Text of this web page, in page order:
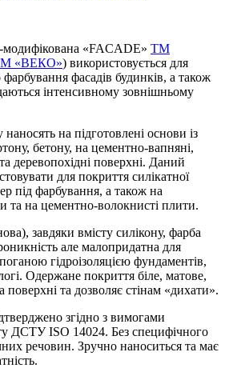
модифікована «FACADE» TM
«ВЕКО») використовується для
фасадів будинків, а також
інтенсивному зовнішньому
на підготовлені основи із
бетону, на цементно-вапняні,
деревопохідні поверхні. Даний
для покриття силікатної
під фарбування, а також на
та на цементно-волокнисті плити.
завдяки вмісту силікону, фарба
але малопридатна для
гідроізоляцією фундаментів,
Одержане покриття біле, матове,
поверхні та дозволяє стінам «дихати».
згідно з вимогами
ДСТУ ISO 14024. Без специфічного
речовин. Зручно наноситься та має